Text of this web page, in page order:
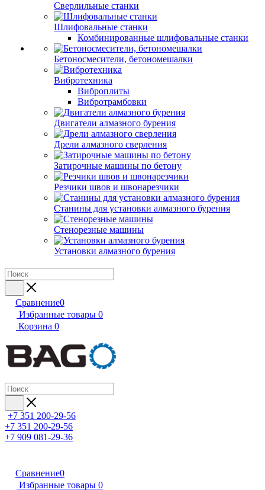
Сверлильные станки
Шлифовальные станки
Комбинированные шлифовальные станки
Бетоносмесители, бетономешалки
Вибротехника
Виброплиты
Вибротрамбовки
Двигатели алмазного бурения
Дрели алмазного сверления
Затирочные машины по бетону
Резчики швов и швонарезчики
Станины для установки алмазного бурения
Стенорезные машины
Установки алмазного бурения
Сравнение0
Избранные товары 0
Корзина 0
+7 351 200-29-56
+7 351 200-29-56
+7 909 081-29-36
Сравнение0
Избранные товары 0